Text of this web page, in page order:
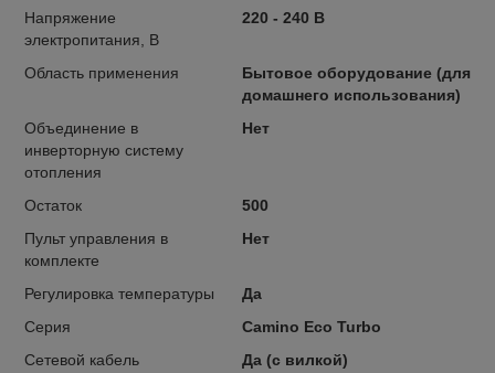
Напряжение
электропитания, В
220 - 240 В
Область применения
Бытовое оборудование (для
домашнего использования)
Объединение в
инверторную систему
отопления
Нет
Остаток
500
Пульт управления в
комплекте
Нет
Регулировка температуры
Да
Серия
Camino Eco Turbo
Сетевой кабель
Да (с вилкой)